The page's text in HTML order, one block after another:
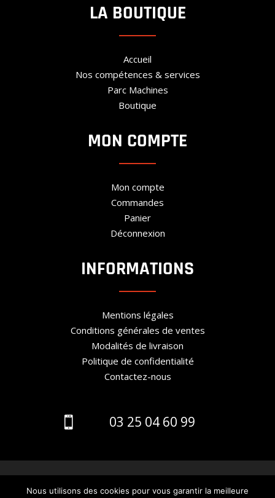
LA BOUTIQUE
Accueil
Nos compétences & services
Parc Machines
Boutique
MON COMPTE
Mon compte
Commandes
Panier
Déconnexion
INFORMATIONS
Mentions légales
Conditions générales de ventes
Modalités de livraison
Politique de confidentialité
Contactez-nous
 03 25 04 60 99
Nous utilisons des cookies pour vous garantir la meilleure